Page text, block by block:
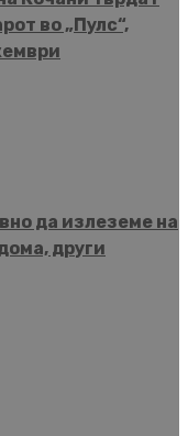
во „Пулс“,
да излеземе на
други